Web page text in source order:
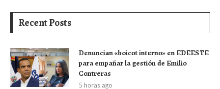
Recent Posts
Denuncian «boicot interno» en EDEESTE
para empañar la gestión de Emilio
Contreras
5 horas ago